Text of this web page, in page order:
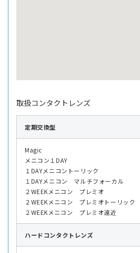
取扱コンタクトレンズ
定期交換型
Magic
メニコン１DAY
１DAYメニコントーリック
１DAYメニコン マルチフォーカル
２WEEKメニコン プレミオ
２WEEKメニコン プレミオトーリック
２WEEKメニコン プレミオ遠近
ハード コンタクトレンズ